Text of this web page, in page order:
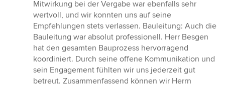
Mitwirkung bei der Vergabe war ebenfalls sehr
wertvoll, und wir konnten uns auf seine
Empfehlungen stets verlassen. Bauleitung: Auch die
Bauleitung war absolut professionell. Herr Besgen
hat den gesamten Bauprozess hervorragend
koordiniert. Durch seine offene Kommunikation und
sein Engagement fühlten wir uns jederzeit gut
betreut. Zusammenfassend können wir Herrn